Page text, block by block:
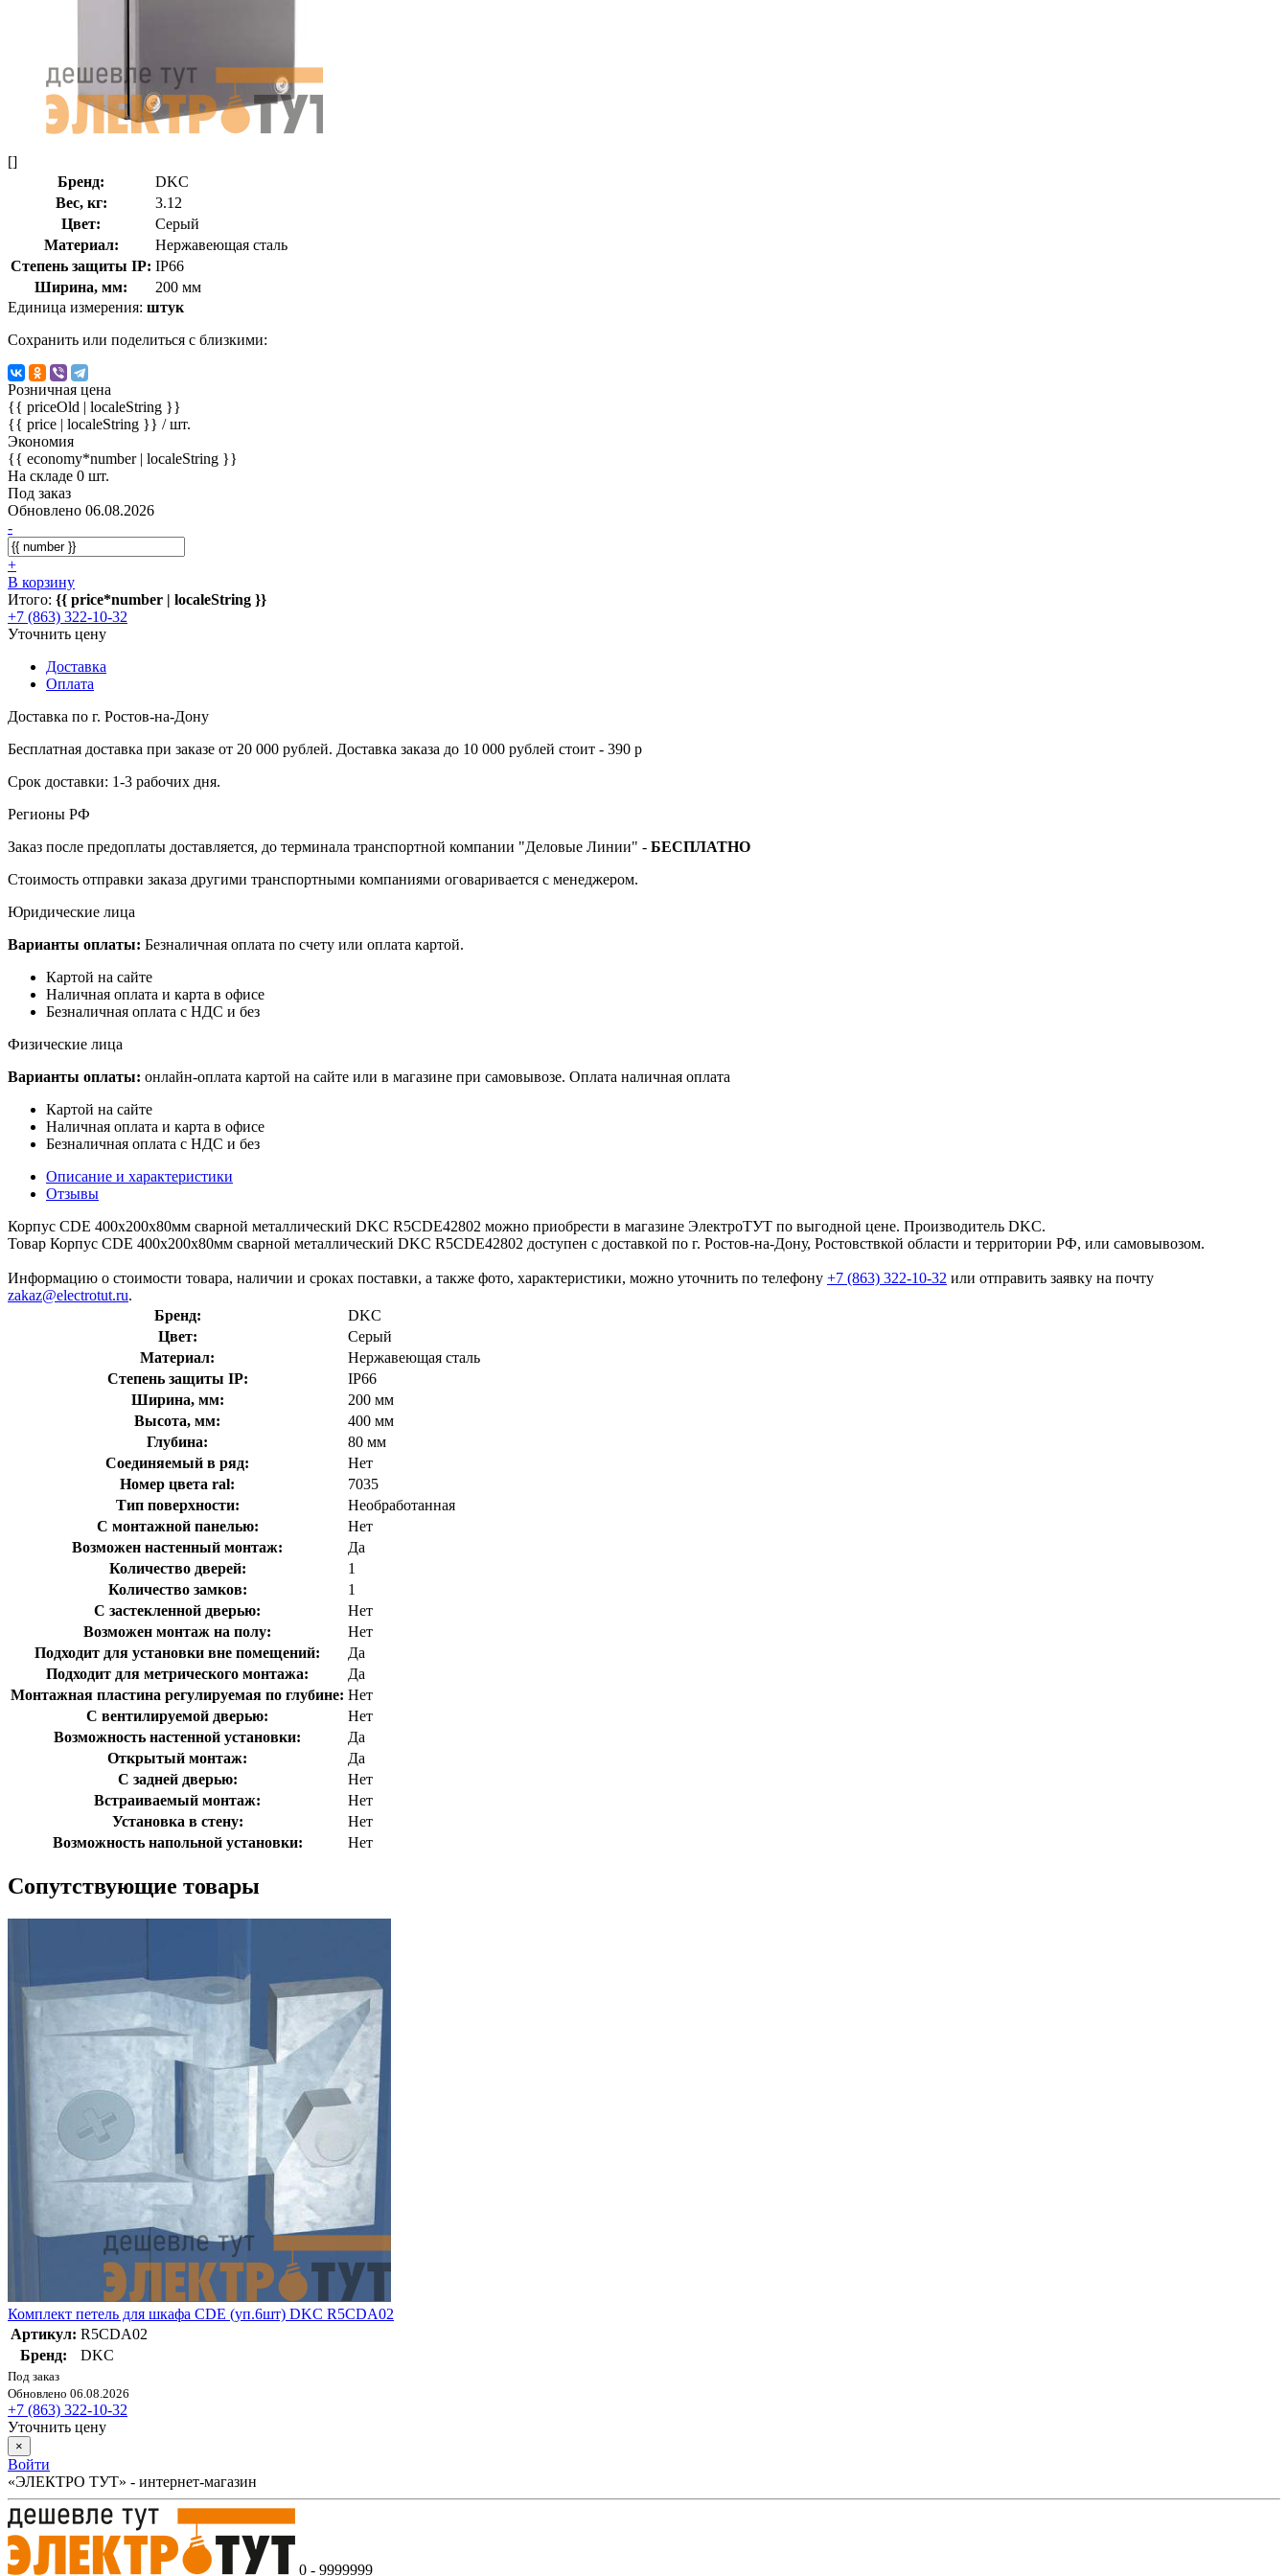
[]
Бренд:
DKC
Вес, кг:
3.12
Цвет:
Серый
Материал:
Нержавеющая сталь
Степень защиты IP: IP66
Ширина, мм:
200 мм
Единица измерения: штук
Сохранить или поделиться с близкими:
Розничная цена
{{ priceOld | localeString }}
{{ price | localeString }} / шт.
Экономия
{{ economy*number | localeString }}
На складе 0 шт.
Под заказ
Обновлено 06.08.2026
-
+
В корзину
Итого: {{ price*number | localeString }}
+7 (863) 322-10-32
Уточнить цену
Доставка
Оплата
Доставка по г. Ростов-на-Дону
Бесплатная доставка при заказе от 20 000 рублей. Доставка заказа до 10 000 рублей стоит - 390 р
Срок доставки: 1-3 рабочих дня.
Регионы РФ
Заказ после предоплаты доставляется, до терминала транспортной компании "Деловые Линии" - БЕСПЛАТНО
Стоимость отправки заказа другими транспортными компаниями оговаривается с менеджером.
Юридические лица
Варианты оплаты: Безналичная оплата по счету или оплата картой.
Картой на сайте
Наличная оплата и карта в офисе
Безналичная оплата с НДС и без
Физические лица
Варианты оплаты: онлайн-оплата картой на сайте или в магазине при самовывозе. Оплата наличная оплата
Картой на сайте
Наличная оплата и карта в офисе
Безналичная оплата с НДС и без
Описание и характеристики
Отзывы
Корпус CDE 400х200х80мм сварной металлический DKC R5CDE42802 можно приобрести в магазине ЭлектроТУТ по выгодной цене. Производитель DKC.
Товар Корпус CDE 400х200х80мм сварной металлический DKC R5CDE42802 доступен с доставкой по г. Ростов-на-Дону, Ростовствкой области и территории РФ, или самовывозом.
Информацию о стоимости товара, наличии и сроках поставки, а также фото, характеристики, можно уточнить по телефону +7 (863) 322-10-32 или отправить заявку на почту
zakaz@electrotut.ru.
Бренд:
DKC
Цвет:
Серый
Материал:
Нержавеющая сталь
Степень защиты IP:
IP66
Ширина, мм:
200 мм
Высота, мм:
400 мм
Глубина:
80 мм
Соединяемый в ряд:
Нет
Номер цвета ral:
7035
Тип поверхности:
Необработанная
С монтажной панелью:
Нет
Возможен настенный монтаж:
Да
Количество дверей:
1
Количество замков:
1
С застекленной дверью:
Нет
Возможен монтаж на полу:
Нет
Подходит для установки вне помещений:
Да
Подходит для метрического монтажа:
Да
Монтажная пластина регулируемая по глубине: Нет
С вентилируемой дверью:
Нет
Возможность настенной установки:
Да
Открытый монтаж:
Да
С задней дверью:
Нет
Встраиваемый монтаж:
Нет
Установка в стену:
Нет
Возможность напольной установки:
Нет
Сопутствующие товары
Комплект петель для шкафа CDE (уп.6шт) DKC R5CDA02
Артикул: R5CDA02
Бренд:
DKC
Под заказ
Обновлено 06.08.2026
+7 (863) 322-10-32
Уточнить цену
×
Войти
«ЭЛЕКТРО ТУТ» - интернет-магазин
0 - 9999999